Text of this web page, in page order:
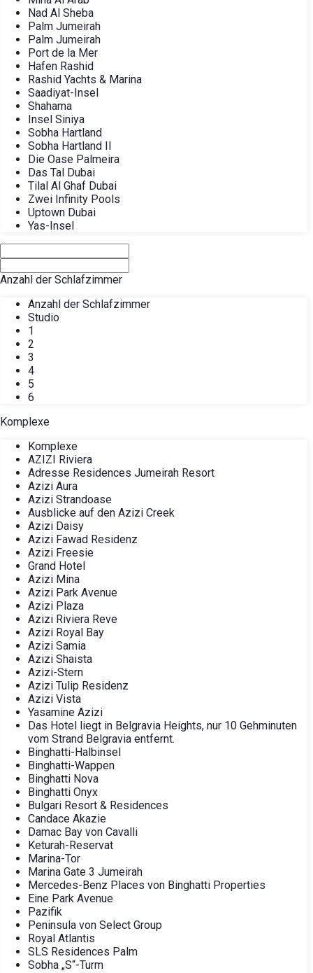
Nad Al Sheba
Palm Jumeirah
Palm Jumeirah
Port de la Mer
Hafen Rashid
Rashid Yachts & Marina
Saadiyat-Insel
Shahama
Insel Siniya
Sobha Hartland
Sobha Hartland II
Die Oase Palmeira
Das Tal Dubai
Tilal Al Ghaf Dubai
Zwei Infinity Pools
Uptown Dubai
Yas-Insel
Anzahl der Schlafzimmer
Anzahl der Schlafzimmer
Studio
1
2
3
4
5
6
Komplexe
Komplexe
AZIZI Riviera
Adresse Residences Jumeirah Resort
Azizi Aura
Azizi Strandoase
Ausblicke auf den Azizi Creek
Azizi Daisy
Azizi Fawad Residenz
Azizi Freesie
Grand Hotel
Azizi Mina
Azizi Park Avenue
Azizi Plaza
Azizi Riviera Reve
Azizi Royal Bay
Azizi Samia
Azizi Shaista
Azizi-Stern
Azizi Tulip Residenz
Azizi Vista
Yasamine Azizi
Das Hotel liegt in Belgravia Heights, nur 10 Gehminuten
vom Strand Belgravia entfernt.
Binghatti-Halbinsel
Binghatti-Wappen
Binghatti Nova
Binghatti Onyx
Bulgari Resort & Residences
Candace Akazie
Damac Bay von Cavalli
Keturah-Reservat
Marina-Tor
Marina Gate 3 Jumeirah
Mercedes-Benz Places von Binghatti Properties
Eine Park Avenue
Pazifik
Peninsula von Select Group
Royal Atlantis
SLS Residences Palm
Sobha „S“-Turm